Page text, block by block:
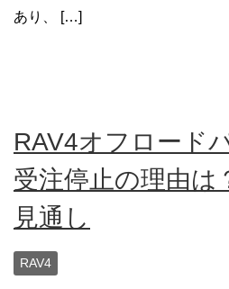
あり、 […]
RAV4オフロード
受注停止の理由は
見通し
RAV4